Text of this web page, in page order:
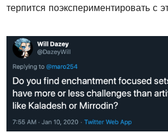
терпится поэкспериментировать с